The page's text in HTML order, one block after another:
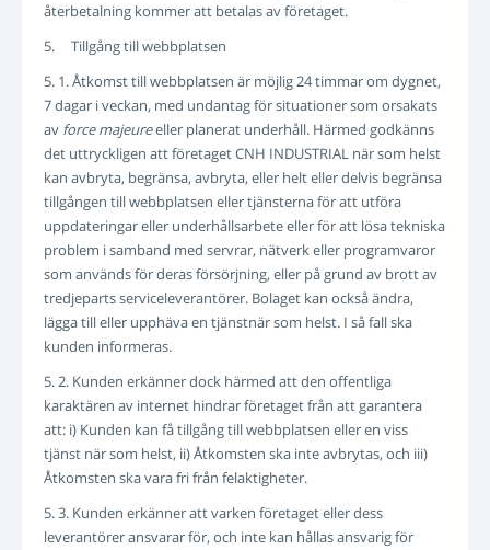
återbetalning kommer att betalas av företaget.
5. Tillgång till webbplatsen
5. 1. Åtkomst till webbplatsen är möjlig 24 timmar om dygnet,
7 dagar i veckan, med undantag för situationer som orsakats
av force majeureeller planerat underhåll. Härmed godkänns
det uttryckligen att företaget CNH INDUSTRIAL när som helst
kan avbryta, begränsa, avbryta, eller helt eller delvis begränsa
tillgången till webbplatsen eller tjänsterna för att utföra
uppdateringar eller underhållsarbete eller för att lösa tekniska
problem i samband med servrar, nätverk eller programvaror
som används för deras försörjning, eller på grund av brott av
tredjeparts serviceleverantörer. Bolaget kan också ändra,
lägga till eller upphäva en tjänstnär som helst. I så fall ska
kunden informeras.
5. 2. Kunden erkänner dock härmed att den offentliga
karaktären av internet hindrar företaget från att garantera
att: i) Kunden kan få tillgång till webbplatsen eller en viss
tjänst när som helst, ii) Åtkomsten ska inte avbrytas, och iii)
Åtkomsten ska vara fri från felaktigheter.
5. 3. Kunden erkänner att varken företaget eller dess
leverantörer ansvarar för, och inte kan hållas ansvarig för